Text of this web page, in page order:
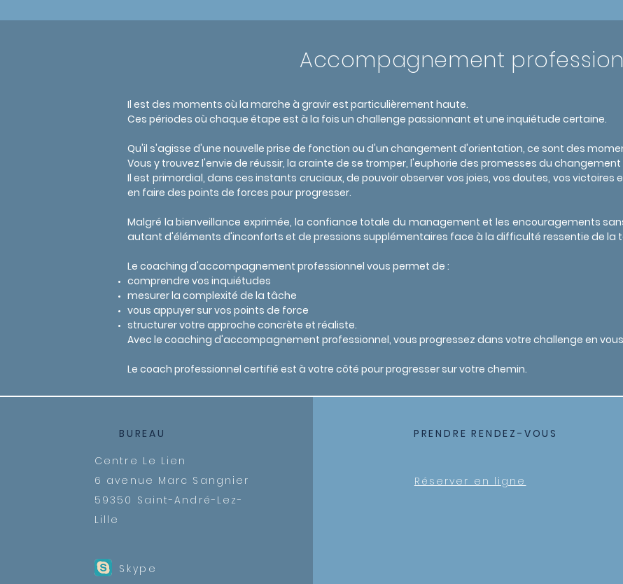
Accompagnement
Il est des moments où la marche à gravir est particulièrement haute.
Ces périodes où chaque étape est à la fois un challenge passionnant et une inquiétude certaine.
Qu'il s'agisse d'une nouvelle prise de fonction ou d'un changement d'orientation, ce sont des
Vous y trouvez l'envie de réussir, la crainte de se tromper, l'euphorie des promesses du
Il est primordial, dans ces instants cruciaux, de pouvoir observer vos joies, vos doutes, vos victoires
en faire des points de forces pour progresser.
Malgré la bienveillance exprimée, la confiance totale du management et les encouragements
autant d'éléments d'inconforts et de pressions supplémentaires face à la difficulté ressentie de la
Le coaching d'accompagnement professionnel vous permet de :
comprendre vos inquiétudes
mesurer la complexité de la tâche
vous appuyer sur vos points de force
structurer votre approche concrète et réaliste.
Avec le coaching d'accompagnement professionnel, vous progressez dans votre challenge en
Le coach professionnel certifié est à votre côté pour progresser sur votre chemin.
BUREAU
Centre Le Lien
6 avenue Marc Sangnier
59350 Saint-André-Lez-
Lille
Skype
PRENDRE RENDEZ-VOUS
Réserver en ligne